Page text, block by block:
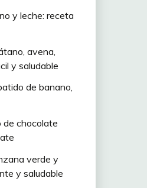
y leche: receta
avena,
y saludable
de banano,
de chocolate
verde y
y saludable